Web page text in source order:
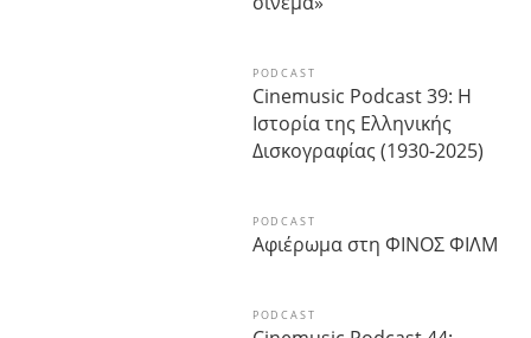
PODCAST
Cinemusic Podcast 39: Η
Ιστορία της Ελληνικής
Δισκογραφίας (1930-2025)
PODCAST
Αφιέρωμα στη ΦΙΝΟΣ ΦΙΛΜ
PODCAST